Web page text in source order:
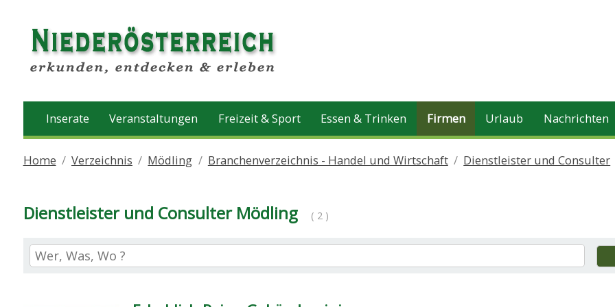
Inserate Veranstaltungen Freizeit & Sport Essen & Trinken Firmen Urlaub Nachrichten
Home Verzeichnis Mödling Branchenverzeichnis - Handel und Wirtschaft Dienstleister und Consulter
Dienstleister und Consulter Mödling ( 2 )